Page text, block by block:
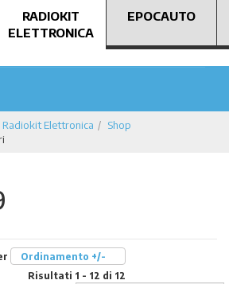
RADIOKIT
ELETTRONICA
EPOCAUTO
Radiokit Elettronica
Shop
Ordinamento +/-
Risultati 1 - 12 di 12